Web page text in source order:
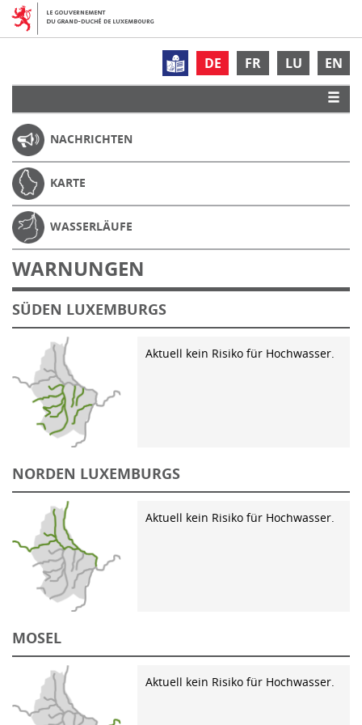
DE FR LU EN
NACHRICHTEN
KARTE
WASSERLÄUFE
WARNUNGEN
SÜDEN LUXEMBURGS
Aktuell kein Risiko für Hochwasser.
NORDEN LUXEMBURGS
Aktuell kein Risiko für Hochwasser.
MOSEL
Aktuell kein Risiko für Hochwasser.